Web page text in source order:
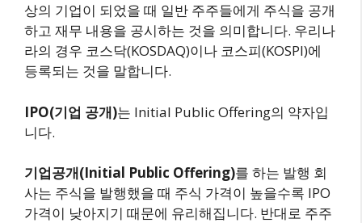
상의 기업이 되었을 때 일반 주주들에게 주식을 공개
하고 재무 내용을 공시하는 것을 의미합니다. 우리나
라의 경우 코스닥(KOSDAQ)이나 코스피(KOSPI)에
등록되는 것을 말합니다.
IPO(기업 공개)는 Initial Public Offering의 약자입
니다.
기업공개(Initial Public Offering)를 하는 발행 회
사는 주식을 발행했을 때 주식 가격이 높을수록 IPO
가격이 낮아지기 때문에 유리해집니다. 반대로 주주